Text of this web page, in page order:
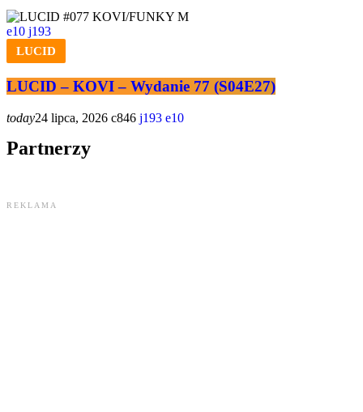
10 193
LUCID
LUCID – KOVI – Wydanie 77 (S04E27)
today24 lipca, 2026 846 193 10
Partnerzy